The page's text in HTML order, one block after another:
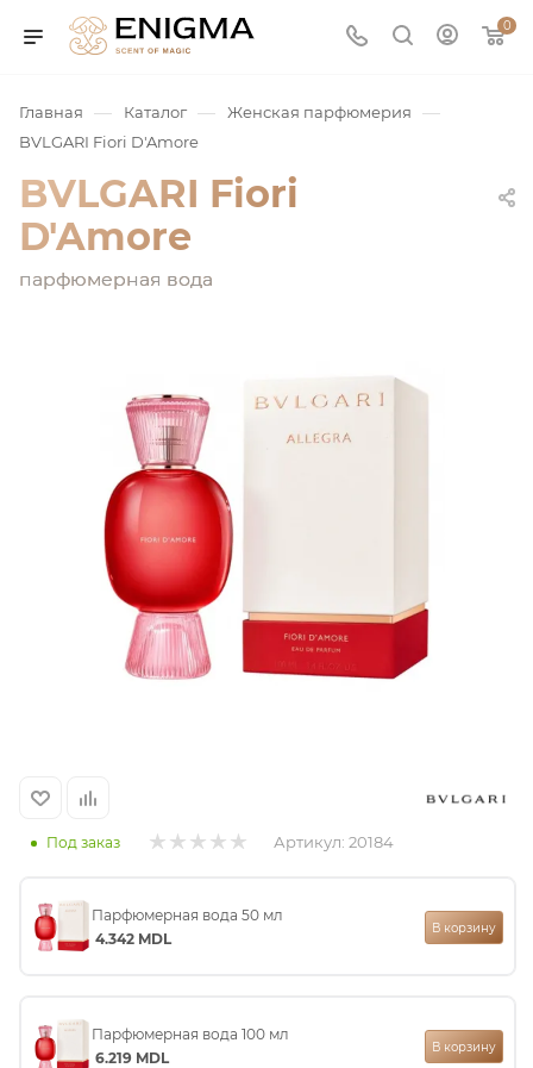
0
/ Нишевая
Главная — Каталог — Женская парфюмерия —
BVLGARI Fiori D'Amore
BVLGARI Fiori
D'Amore
парфюмерная вода
Под заказ Артикул: 20184
Парфюмерная вода 50 мл
4.342 MDL
В корзину
Парфюмерная вода 100 мл
6.219 MDL
В корзину